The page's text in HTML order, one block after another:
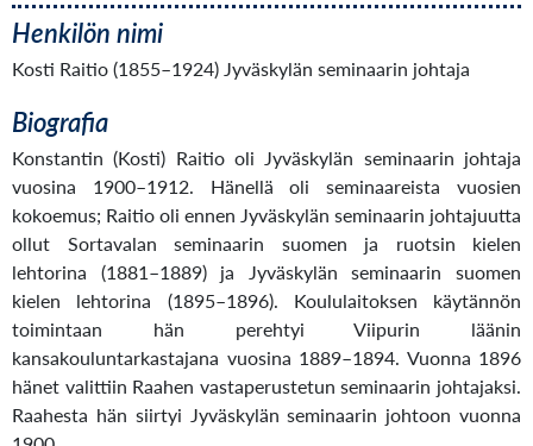
Henkilön nimi
Kosti Raitio (1855–1924) Jyväskylän seminaarin johtaja
Biografia
Konstantin (Kosti) Raitio oli Jyväskylän seminaarin johtaja
vuosina 1900–1912. Hänellä oli seminaareista vuosien
kokoemus; Raitio oli ennen Jyväskylän seminaarin johtajuutta
ollut Sortavalan seminaarin suomen ja ruotsin kielen
lehtorina (1881–1889) ja Jyväskylän seminaarin suomen
kielen lehtorina (1895–1896). Koululaitoksen käytännön
toimintaan hän perehtyi Viipurin läänin
kansakouluntarkastajana vuosina 1889–1894. Vuonna 1896
hänet valittiin Raahen vastaperustetun seminaarin johtajaksi.
Raahesta hän siirtyi Jyväskylän seminaarin johtoon vuonna